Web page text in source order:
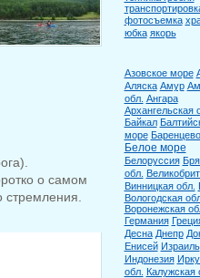
о самом
стремления.
фотосъемка
юбка якорь
Азовское море
Аляска Амур
обл. Ангара
Архангельская
Байкал
море
Белое море
Белоруссия
обл.
Винницкая обл.
Вологодская
Воронежская
Германия
Десна Днепр
Енисей Израиль
Индонезия
обл. Калужская